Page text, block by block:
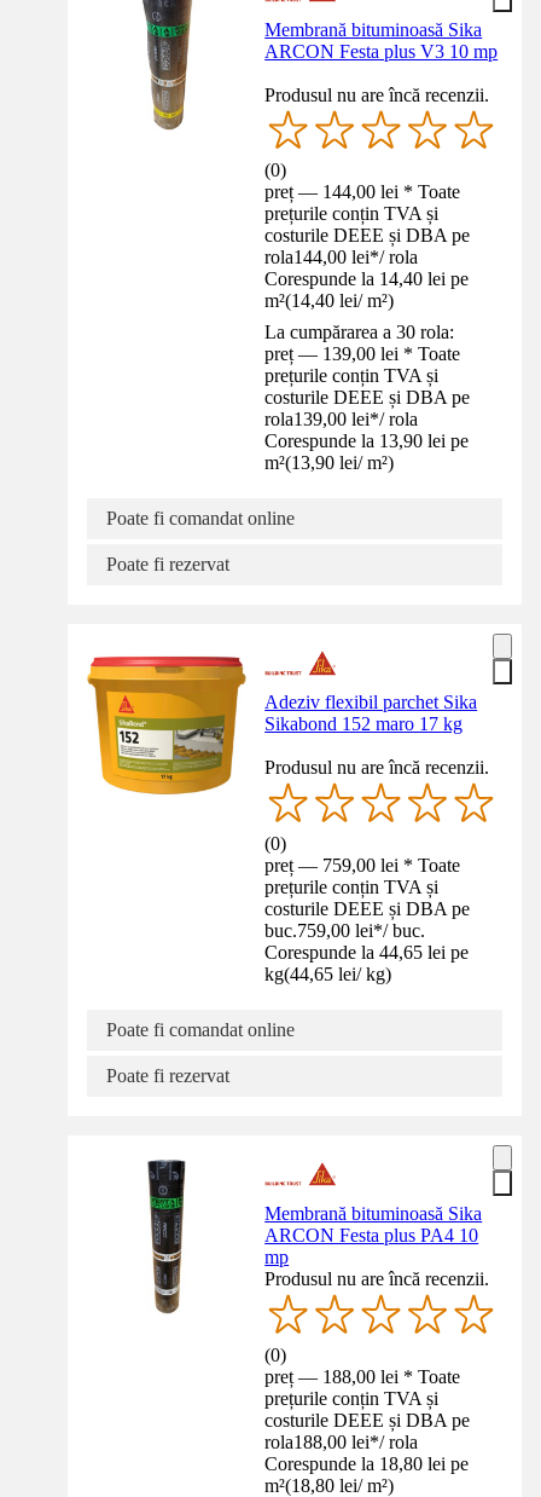
Membrană bituminoasă Sika
ARCON Festa plus V3 10 mp
Produsul nu are încă recenzii.
(0)
preț — 144,00 lei * Toate
prețurile conțin TVA și
costurile DEEE și DBA pe
rola144,00 lei*/ rola
Corespunde la 14,40 lei pe
m²(14,40 lei/ m²)
La cumpărarea a 30 rola:
preț — 139,00 lei * Toate
prețurile conțin TVA și
costurile DEEE și DBA pe
rola139,00 lei*/ rola
Corespunde la 13,90 lei pe
m²(13,90 lei/ m²)
Poate fi comandat online
Poate fi rezervat
Adeziv flexibil parchet Sika
Sikabond 152 maro 17 kg
Produsul nu are încă recenzii.
(0)
preț — 759,00 lei * Toate
prețurile conțin TVA și
costurile DEEE și DBA pe
buc.759,00 lei*/ buc.
Corespunde la 44,65 lei pe
kg(44,65 lei/ kg)
Poate fi comandat online
Poate fi rezervat
Membrană bituminoasă Sika
ARCON Festa plus PA4 10
mp
Produsul nu are încă recenzii.
(0)
preț — 188,00 lei * Toate
prețurile conțin TVA și
costurile DEEE și DBA pe
rola188,00 lei*/ rola
Corespunde la 18,80 lei pe
m²(18,80 lei/ m²)